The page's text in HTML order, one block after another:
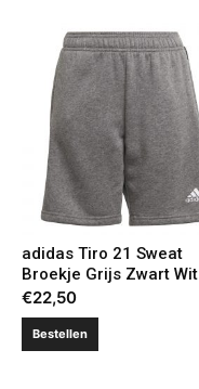
adidas Tiro 21 Sweat
Broekje Grijs Zwart Wit
€22,50
Bestellen